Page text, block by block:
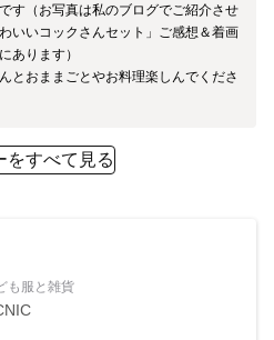
す（お写真は私のブログでご紹介させ
いいコックさんセット」ご感想＆着画
あります）
とおままごとやお料理楽しんでくださ
をすべて見る
も服と雑貨